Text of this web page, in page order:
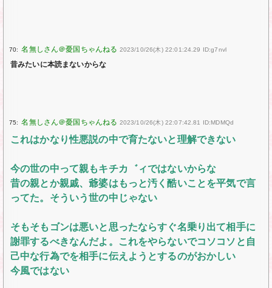
70: 2023/10/26(木) 22:01:24.29 ID:g7nvl
昔みたいに本読まないからな
75: 2023/10/26(木) 22:07:42.81 ID:MDMQd
これはかなり性悪説の中で育たないと理解できない
今の世の中って親もキチカ゛ィではないからな
昔の親とか親戚、爺婆はもっと汚く酷いことを平気で言
ってた。そういう世の中じゃない
そもそもゴンは悪いと思ったならすぐ名乗り出て相手に
謝罪するべきなんだよ。これをやらないでコソコソと自
己中な行為でを相手に伝えようとするのがおかしい
今風ではない